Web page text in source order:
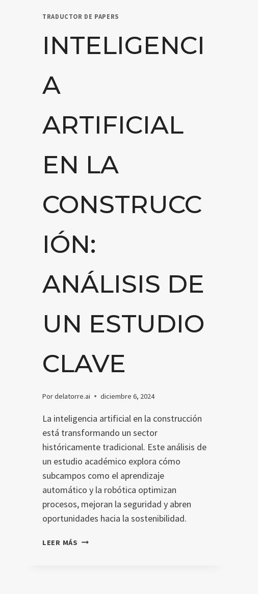
TRADUCTOR DE PAPERS
INTELIGENCI
A
ARTIFICIAL
EN LA
CONSTRUCC
IÓN:
ANÁLISIS DE
UN ESTUDIO
CLAVE
Pordelatorre.ai diciembre 6, 2024
La inteligencia artificial en la construcción
está transformando un sector
históricamente tradicional. Este análisis de
un estudio académico explora cómo
subcampos como el aprendizaje
automático y la robótica optimizan
procesos, mejoran la seguridad y abren
oportunidades hacia la sostenibilidad.
LEER MÁS INTELIGENCIA